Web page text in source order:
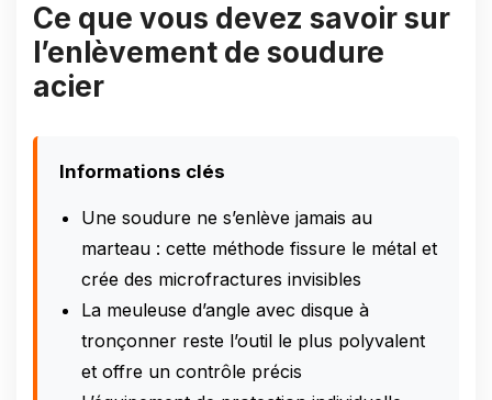
Ce que vous devez savoir sur
l’enlèvement de soudure
acier
Informations clés
Une soudure ne s’enlève jamais au
marteau : cette méthode fissure le métal et
crée des microfractures invisibles
La meuleuse d’angle avec disque à
tronçonner reste l’outil le plus polyvalent
et offre un contrôle précis